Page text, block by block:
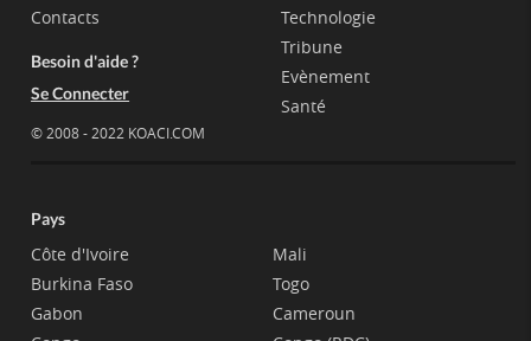
Contacts
Besoin d'aide ?
Se Connecter
© 2008 - 2022 KOACI.COM
Technologie
Tribune
Evènement
Santé
Pays
Côte d'Ivoire
Burkina Faso
Gabon
Mali
Togo
Cameroun